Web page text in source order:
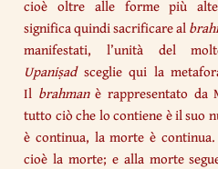
cioè oltre alle forme più alte
significa quindi sacrificare al
manifestati, l’unità del
Upaniṣadsceglie qui la
Il brahmanè rappresentato da
tutto ciò che lo contiene è il suo
è continua, la morte è
cioè la morte; e alla morte